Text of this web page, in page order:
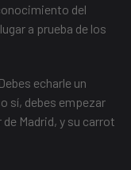
del
a prueba de los
echarle un
sí, debes empezar
Madrid, y su carrot